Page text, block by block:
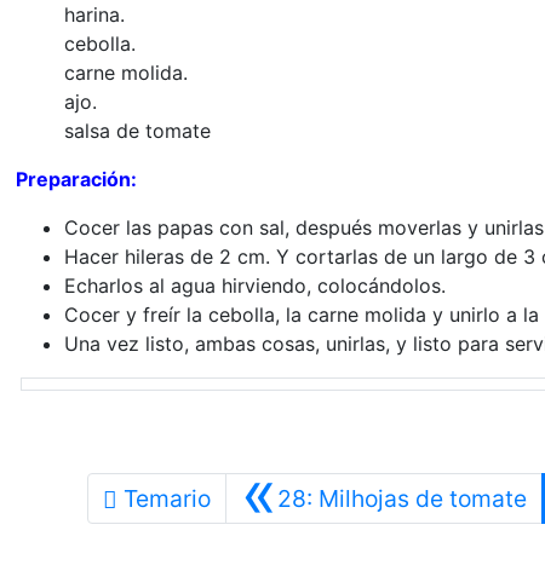
harina.
cebolla.
carne molida.
ajo.
salsa de tomate
Preparación:
Cocer las papas con sal, después moverlas y
Hacer hileras de 2 cm. Y cortarlas de un largo de 3
Echarlos al agua hirviendo, colocándolos.
Cocer y freír la cebolla, la carne molida y unirlo a la
Una vez listo, ambas cosas, unirlas, y listo para
Temario «28: Milhojas de tomate